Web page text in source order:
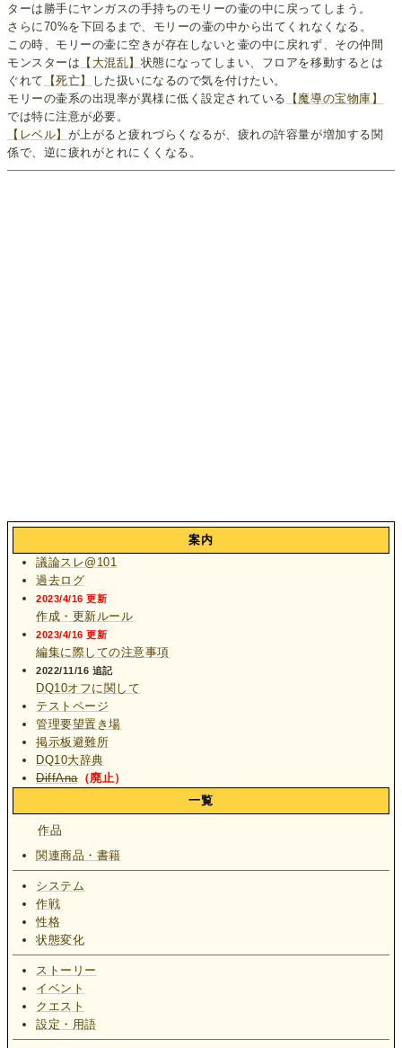
ターは勝手にヤンガスの手持ちのモリーの壷の中に戻ってしまう。
さらに70%を下回るまで、モリーの壷の中から出てくれなくなる。
この時、モリーの壷に空きが存在しないと壷の中に戻れず、その仲間
モンスターは 【大混乱】 状態になってしまい、フロアを移動するとは
ぐれて
【死亡】
した扱いになるので気を付けたい。
モリーの壷系の出現率が異様に低く設定されている
【魔導の宝物庫】
では特に注意が必要。
【レベル】 が上がると疲れづらくなるが、疲れの許容量が増加する関
係で、逆に疲れがとれにくくなる。
案内
議論スレ@101
過去ログ
2023/4/16 更新
作成・更新ルール
2023/4/16 更新
編集に際しての注意事項
2022/11/16 追記
DQ10オフに関して
テストページ
管理要望置き場
掲示板避難所
DQ10大辞典
DiffAna（廃止）
一覧
作品
関連商品・書籍
システム
作戦
性格
状態変化
ストーリー
イベント
クエスト
設定・用語